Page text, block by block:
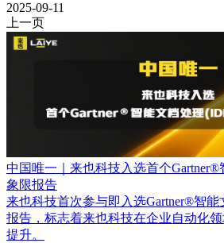
2025-09-11
上一页
中国唯一｜来也科技入选首个Gartner®
象限报告
来也科技首次参与即入选Gartner®智
报告，标志着来也科技在企业自动化
提升。